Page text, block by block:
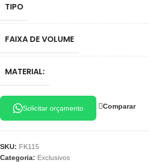
TIPO
FAIXA DE VOLUME
MATERIAL:
Solicitar orçamento Comparar
SKU: FK115
Categoria: Exclusivos